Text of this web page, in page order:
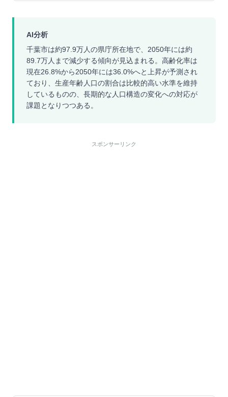
AI分析
千葉市は約97.9万人の県庁所在地で、2050年には約
89.7万人まで減少する傾向が見込まれる。高齢化率は
現在26.8%から2050年には36.0%へと上昇が予測され
ており、生産年齢人口の割合は比較的高い水準を維持
しているものの、長期的な人口構造の変化への対応が
課題となりつつある。
スポンサーリンク